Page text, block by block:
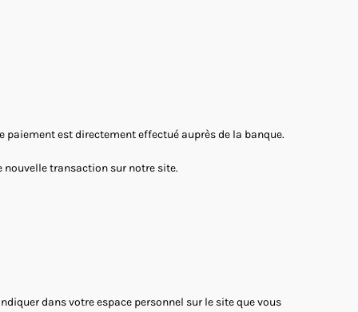
paiement est directement effectué auprès de la banque.
nouvelle transaction sur notre site.
dans votre espace personnel sur le site que vous